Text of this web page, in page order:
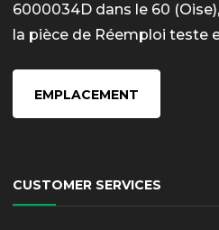
6000034D dans le 60
la pièce de Réemploi teste
EMPLACEMENT
CUSTOMER SERVICES